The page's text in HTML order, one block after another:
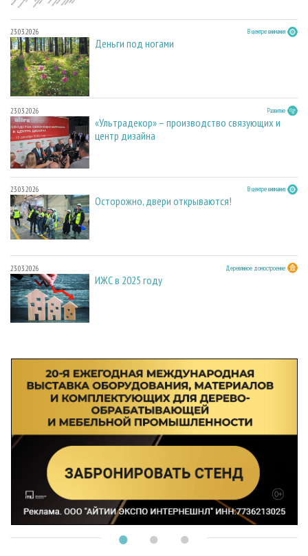
23.03.2026 В центре внимания
Деньги под ногами
23.03.2026 Развитие
«Ультрадекор» – производство связующих и
центр дизайна
23.03.2026 В центре внимания
Осторожно, двери открываются!
23.03.2026 Деревянное домостроение
ИЖС в 2025 году